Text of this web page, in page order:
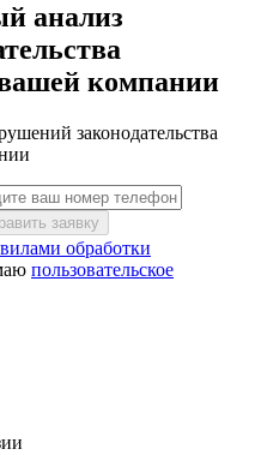
анализ
компании
законодательства
заявку
обработки
пользовательское